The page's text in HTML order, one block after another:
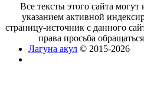
Все тексты этого сайта могут
указанием активной
страницу-источник с данного
права просьба
Лагуна акул © 2015-2026